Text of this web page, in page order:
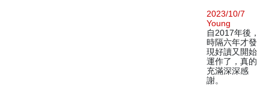
2023/10/7
Young
自2017年後，
時隔六年才發
現好讀又開始
運作了，真的
充滿深深感
謝。